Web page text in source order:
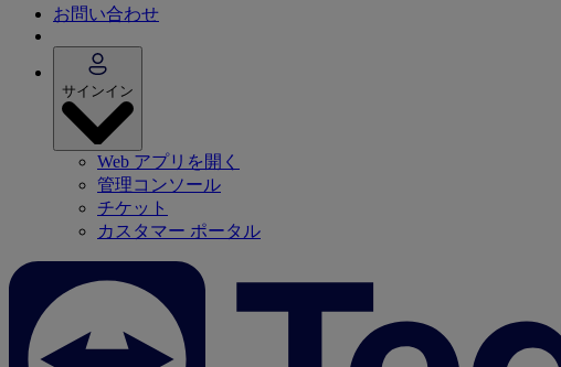
お問い合わせ
サインイン
Web アプリを開く
管理コンソール
チケット
カスタマー ポータル